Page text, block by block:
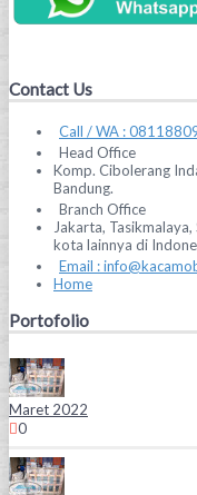
Contact Us
Call / WA :
Head Office
Komp. Cibolerang
Bandung.
Branch Office
Jakarta, Tasikmalaya,
kota lainnya di
Email :
Home
Portofolio
Maret 2022
0